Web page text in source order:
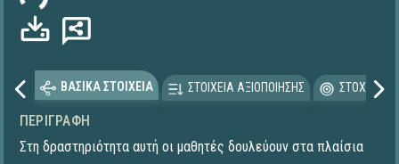
ΒΑΣΙΚΑ ΣΤΟΙΧΕΙΑ ΣΤΟΙΧΕΙΑ ΑΞΙΟΠΟΙΗΣΗΣ
ΠΕΡΙΓΡΑΦΉ
Στη δραστηριότητα αυτή οι μαθητές δουλεύουν στα πλαίσια